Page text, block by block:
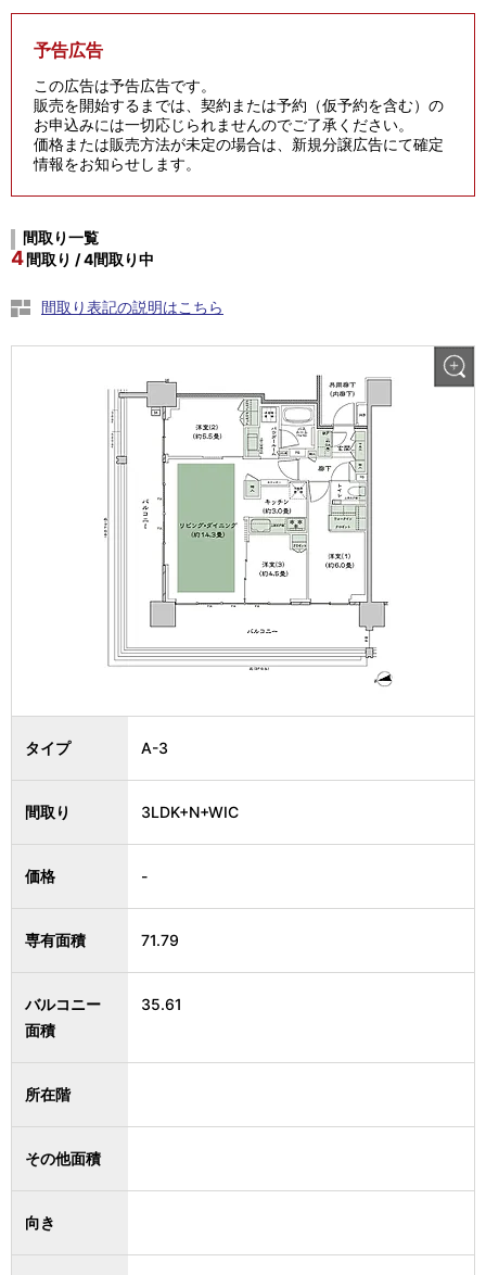
予告広告
この広告は予告広告です。
販売を開始するまでは、契約または予約（仮予約を含む）の
お申込みには一切応じられませんのでご了承ください。
価格または販売方法が未定の場合は、新規分譲広告にて確定
情報をお知らせします。
間取り一覧
4間取り / 4間取り中
間取り表記の説明はこちら
タイプ A-3
間取り 3LDK+N+WIC
価格 -
専有面積 71.79
バルコニー
面積
35.61
所在階
その他面積
向き